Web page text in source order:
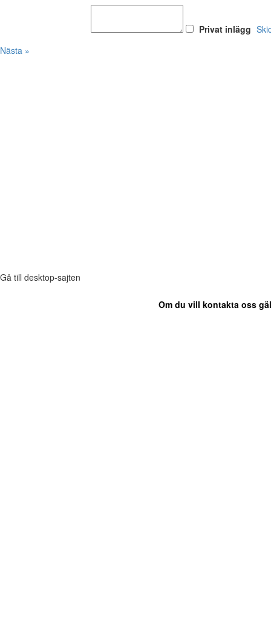
Privat inlägg
Nästa »
Gå till desktop-sajten
Om du vill kontakta oss